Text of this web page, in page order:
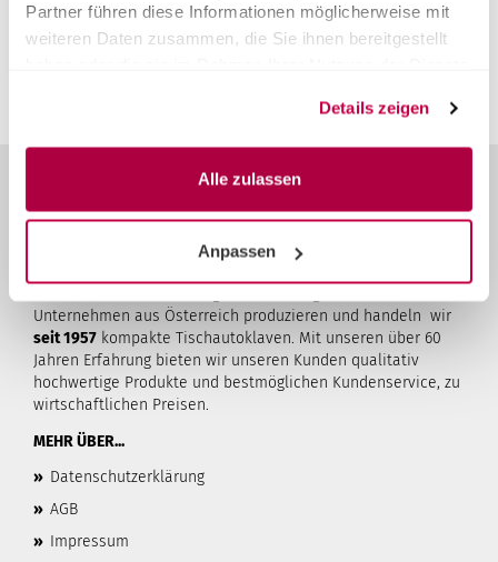
Partner führen diese Informationen möglicherweise mit
weiteren Daten zusammen, die Sie ihnen bereitgestellt
Details zeigen
Alle zulassen
Anpassen
Sie müssen angemeldet sein um eine Bewertung abgeben
zu können.Anmelden
Unternehmen aus Österreich produzieren und handeln wir
seit 1957 kompakte Tischautoklaven. Mit unseren über 60
Jahren Erfahrung bieten wir unseren Kunden qualitativ
hochwertige Produkte und bestmöglichen Kundenservice, zu
wirtschaftlichen Preisen.
MEHR ÜBER...
» Datenschutzerklärung
» AGB
» Impressum